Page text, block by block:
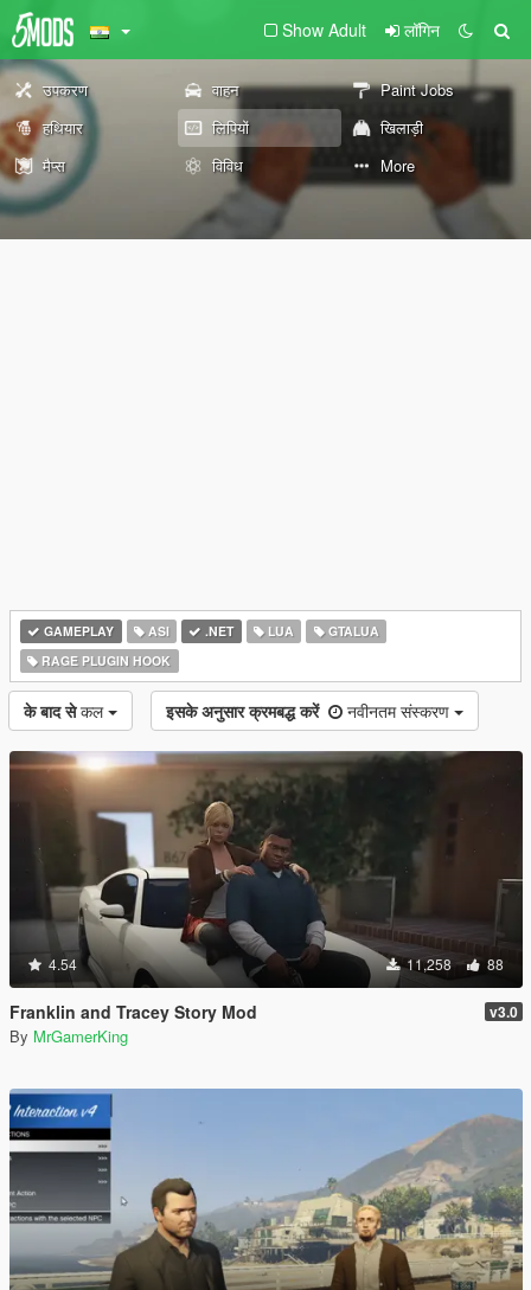
Show Adult लॉगिन
उपकरण वाहन
Paint Jobs
हथियार
लिपियों
खिलाड़ी
मैप्स
विविध More
GAMEPLAY ASI .NET LUA
GTALUA
RAGE PLUGIN HOOK
के बाद से कल इसके अनुसार क्रमबद्ध करें नवीनतम संस्करण
4.54 11,258 88
Franklin and Tracey Story Mod v3.0
By MrGamerKing